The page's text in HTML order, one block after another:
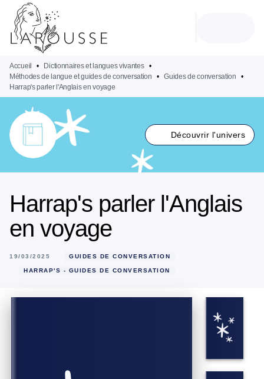
MENU
PIED DE PAGE
Accueil • Dictionnaires et langues vivantes
•
Méthodes de langue et guides de conversation
• Guides de conversation
•
Harrap's parler l'Anglais en voyage
Découvrir l'univers
Harrap's parler l'Anglais
en voyage
19/03/2025 GUIDES DE CONVERSATION
HARRAP'S - GUIDES DE CONVERSATION